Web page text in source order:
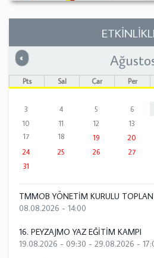
« Önceki
Pts Sal Çar Per
3
4 5 6
10
11 12 13
17
18 19 20
24
25 26 27
31
TMMOB YÖNETİM KURULU
08.08.2026 - 14:00
16. PEYZAJMO YAZ EĞİTİM KAMPI
19.08.2026 - 09:30 - 29.08.2026 -